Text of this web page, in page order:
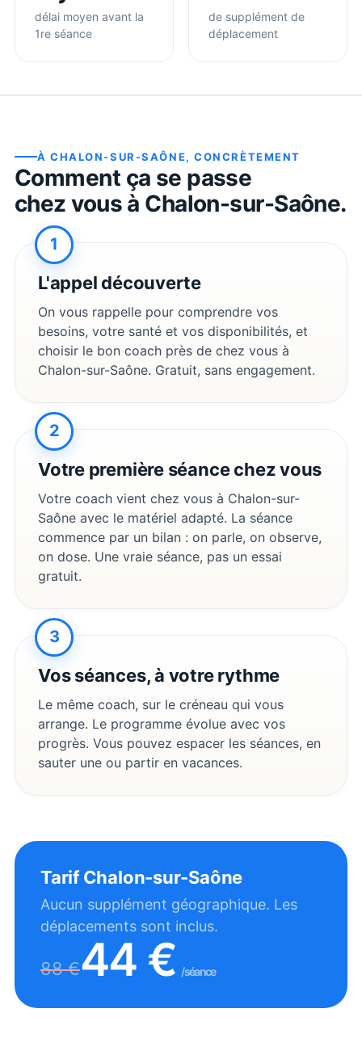
délai moyen avant la
1re séance
de supplément de
déplacement
ÀCHALON-SUR-SAÔNE, CONCRÈTEMENT
Comment ça se passe
chez vous à Chalon-sur-Saône.
1
L'appel découverte
On vous rappelle pour comprendre vos
besoins, votre santé et vos disponibilités, et
choisir le bon coach près de chez vous à
Chalon-sur-Saône. Gratuit, sans engagement.
2
Votre première séance chez vous
Votre coach vient chez vous à Chalon-sur-
Saône avec le matériel adapté. La séance
commence par un bilan : on parle, on observe,
on dose. Une vraie séance, pas un essai
gratuit.
3
Vos séances, à votre rythme
Le même coach, sur le créneau qui vous
arrange. Le programme évolue avec vos
progrès. Vous pouvez espacer les séances, en
sauter une ou partir en vacances.
TarifChalon-sur-Saône
Aucun supplément géographique. Les
déplacements sont inclus.
88€44 € /séance